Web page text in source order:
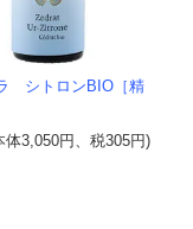
シトロンBIO［精
体3,050円、税305円)